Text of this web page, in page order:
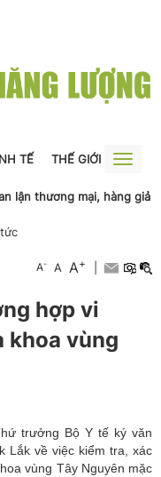
TẾ THẾ GIỚI
Toggle
thương mại, hàng giả
A- A A+
hợp vi
khoa vùng
trưởng Bộ Y tế ký văn
Lắk về việc kiểm tra, xác
vùng Tây Nguyên mặc